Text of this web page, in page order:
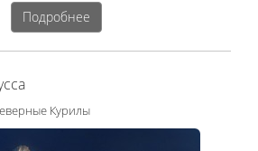
Подробнее
Курилы